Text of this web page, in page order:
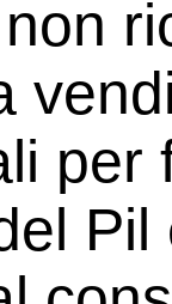
per